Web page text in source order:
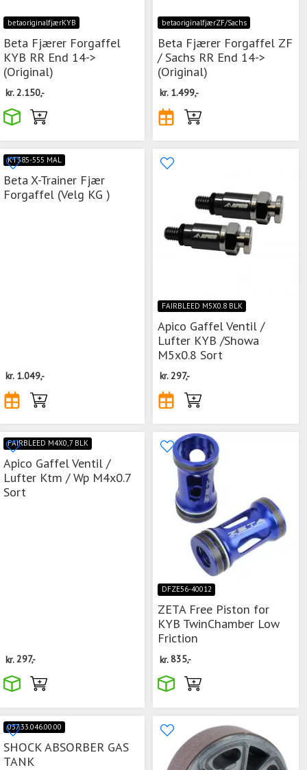
betaoriginalfjærKYB
Beta Fjærer Forgaffel
KYB RR End 14->
(Original)
kr.2.150,-
betaoriginalfjærZF/Sachs
Beta Fjærer Forgaffel ZF
/ Sachs RR End 14->
(Original)
kr. 1.499,-
KT385-555 MAL
Beta X-Trainer Fjær
Forgaffel (Velg KG )
kr. 1.049,-
FAIRBLEED M5X0.8 BLK
Apico Gaffel Ventil /
Lufter KYB /Showa
M5x0.8 Sort
kr.297,-
FAIRBLEED M4X0,7 BLK
Apico Gaffel Ventil /
Lufter Ktm / Wp M4x0.7
Sort
kr.297,-
DFZE56-40012
ZETA Free Piston for
KYB TwinChamber Low
Friction
kr.835,-
037.33.046.00.00
SHOCK ABSORBER GAS
TANK